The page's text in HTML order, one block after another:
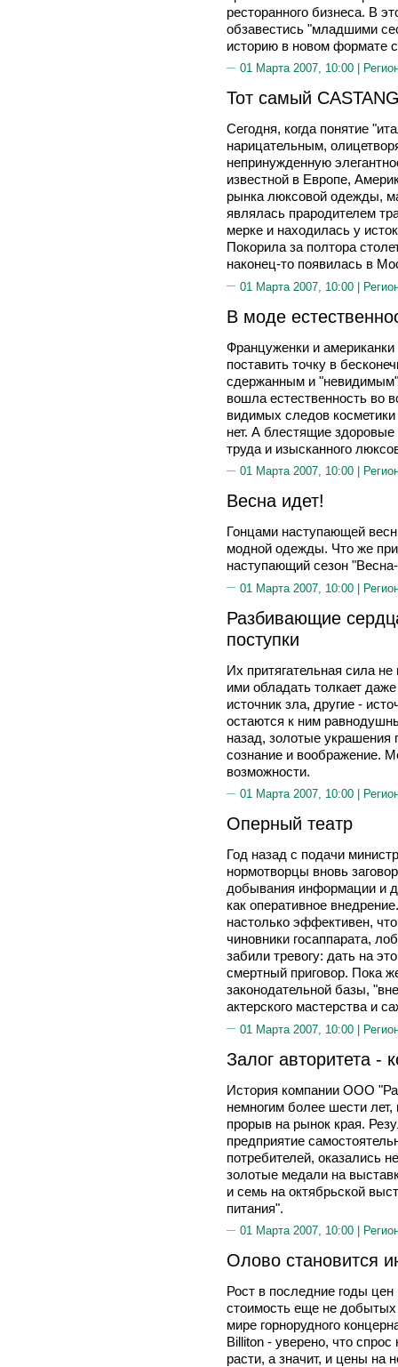
ресторанного бизнеса. В
обзавестись "младшими
историю в новом формате
01 Марта 2007, 10:00 |
Тот самый
Сегодня, когда понятие
нарицательным,
непринужденную
известной в Европе,
рынка люксовой одежды,
являлась прародителем
мерке и находилась у
Покорила за полтора
наконец-то появилась в
01 Марта 2007, 10:00 |
В моде
Француженки и
поставить точку в
сдержанным и
вошла естественность во
видимых следов
нет. А блестящие здоровые
труда и изысканного
01 Марта 2007, 10:00 |
Весна идет!
Гонцами наступающей
модной одежды. Что же
наступающий сезон
01 Марта 2007, 10:00 |
Разбивающие
поступки
Их притягательная сила
ими обладать толкает
источник зла, другие -
остаются к ним
назад, золотые украшения
сознание и воображение.
возможности.
01 Марта 2007, 10:00 |
Оперный театр
Год назад с подачи
нормотворцы вновь
добывания информации и
как оперативное
настолько эффективен,
чиновники госаппарата,
забили тревогу: дать на
смертный приговор. Пока
законодательной базы,
актерского мастерства и
01 Марта 2007, 10:00 |
Залог авторитета -
История компании ООО
немногим более шести
прорыв на рынок края.
предприятие
потребителей, оказались
золотые медали на
и семь на октябрьской
питания".
01 Марта 2007, 10:00 |
Олово становится
Рост в последние годы
стоимость еще не добытых
мире горнорудного
Billiton - уверено, что
расти, а значит, и цены на